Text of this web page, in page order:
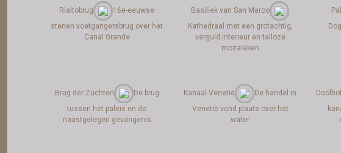
Rialtobrug
16e-eeuwse
stenen voetgangersbrug over het
Canal Grande
Basiliek van San Marco
Kathedraal met een grotachtig,
verguld interieur en talloze
mozaïeken
Brug der Zuchten
De brug
tussen het paleis en de
naastgelegen gevangenis
Kanaal Venetië
De handel in
Venetië vond plaats over het
water